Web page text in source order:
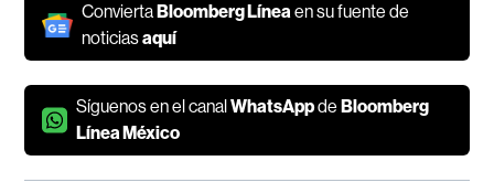
ConviertaBloomberg Líneaen su fuente de
noticiasaquí
Síguenos en el canalWhatsAppdeBloomberg
Línea México